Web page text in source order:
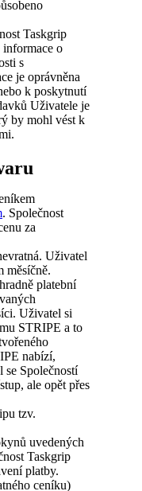
Taskgrip
informace o
s
je oprávněna
k poskytnutí
Uživatele je
by mohl vést k
. Společnost
za
Uživatel
měsíčně.
platební
Uživatel si
STRIPE a to
nabízí,
se Společností
ale opět přes
tzv.
uvedených
Taskgrip
platby.
ceníku)